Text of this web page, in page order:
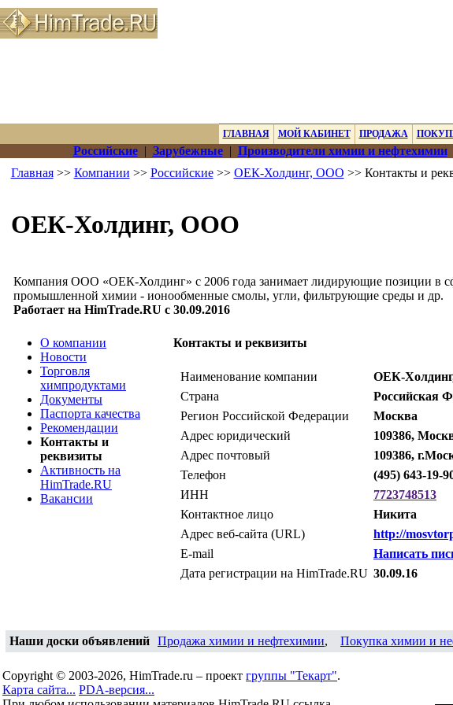
ГЛАВНАЯ МОЙ КАБИНЕТ ПРОДАЖА
Российские| Зарубежные| Производители химии и нефтехимии
Главная>> Компании >> Российские>> ОЕК-Холдинг, ООО >> Контакты и
ОЕК-Холдинг, ООО
Компания ООО «ОЕК-Холдинг» с 2006 года занимает лидирующие позиции в
промышленной химии - ионообменные смолы, угли, фильтрующие среды и др.
Работает на HimTrade.RU с 30.09.2016
О компании
Новости
Торговля
химпродуктами
Документы
Паспорта качества
Рекомендации
Контакты и
реквизиты
Активность на
HimTrade.RU
Вакансии
Контакты и реквизиты
Наименование компании
ОЕК-
Страна
Российская
Регион Российской Федерации
Москва
Адрес юридический
109386,
Адрес почтовый
109386,
Телефон
(495) 643-19-
ИНН
7723748513
Контактное лицо
Никита
Адрес веб-сайта (URL)
http://
E-mail
Написать
Дата регистрации на HimTrade.RU 30.09.16
Наши доски объявлений Продажа химии и нефтехимии, Покупка химии и
Copyright © 2003-2026, HimTrade.ru – проект группы "Текарт".
Карта сайта... PDA-версия...